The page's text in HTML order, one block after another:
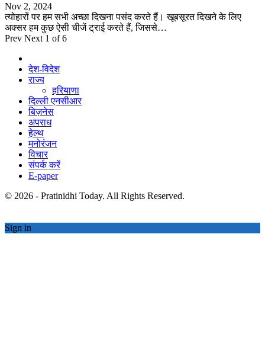
Nov 2, 2024
त्योहारों पर हम सभी अच्छा दिखना पसंद करते हैं। खूबसूरत दिखने के लिए
अक्सर हम कुछ ऐसी चीजें ट्राई करते हैं, जिससे…
Prev Next 1 of 6
देश-विदेश
राज्य
हरियाणा
दिल्ली एनसीआर
बिज़नेस
अपराध
हेल्थ
मनोरंजन
विचार
संपर्क करें
E-paper
© 2026 - Pratinidhi Today. All Rights Reserved.
Sign in